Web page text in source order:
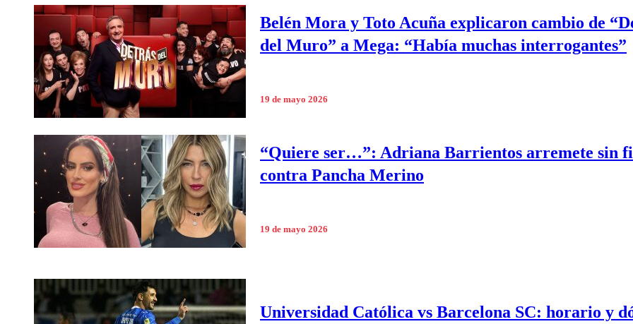
Belén Mora y Toto Acuña explicaron cambio de
del Muro” a Mega: “Había muchas interrogantes”
19 de mayo 2026
“Quiere ser…”: Adriana Barrientos arremete sin
contra Pancha Merino
19 de mayo 2026
Universidad Católica vs Barcelona SC: horario y